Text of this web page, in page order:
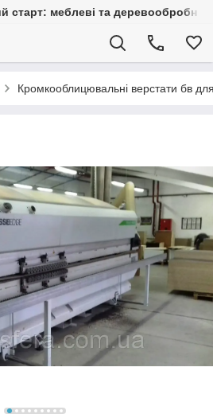
меблеві та деревообробні
Кромкооблицювальні верстати бв